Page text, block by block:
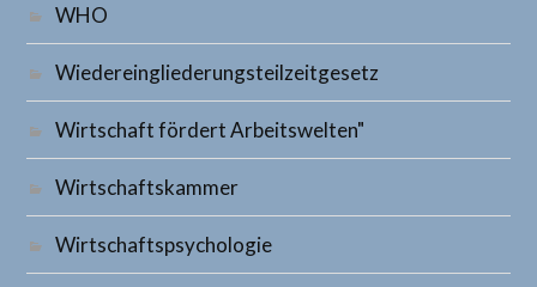
WHO
Wiedereingliederungsteilzeitgesetz
Wirtschaft fördert Arbeitswelten"
Wirtschaftskammer
Wirtschaftspsychologie